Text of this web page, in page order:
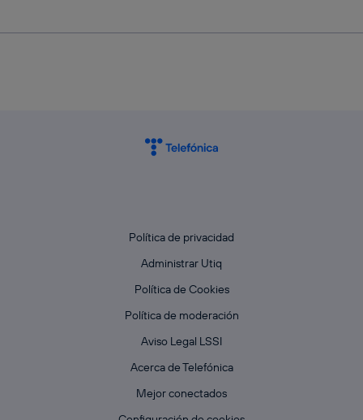
Política de privacidad
Administrar Utiq
Política de Cookies
Política de moderación
Aviso Legal LSSI
Acerca de Telefónica
Mejor conectados